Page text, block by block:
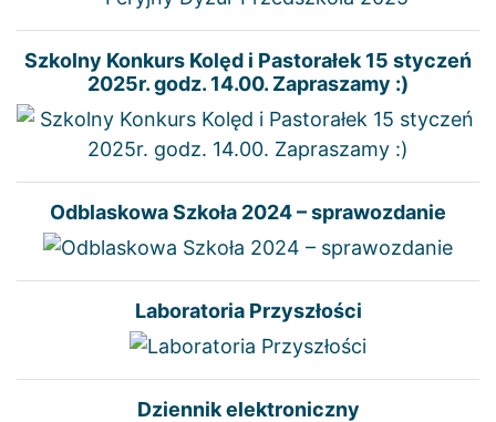
Szkolny Konkurs Kolęd i Pastorałek 15 styczeń
2025r. godz. 14.00. Zapraszamy :)
Odblaskowa Szkoła 2024 – sprawozdanie
Laboratoria Przyszłości
Dziennik elektroniczny